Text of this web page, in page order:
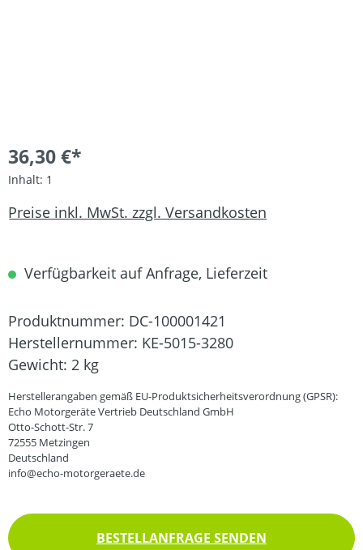
36,30 €*
Inhalt: 1
Preise inkl. MwSt. zzgl. Versandkosten
Verfügbarkeit auf Anfrage, Lieferzeit
Produktnummer: DC-100001421
Herstellernummer: KE-5015-3280
Gewicht: 2 kg
Herstellerangaben gemäß EU-Produktsicherheitsverordnung (GPSR):
Echo Motorgeräte Vertrieb Deutschland GmbH
Otto-Schott-Str. 7
72555 Metzingen
Deutschland
info@echo-motorgeraete.de
BESTELLANFRAGE SENDEN